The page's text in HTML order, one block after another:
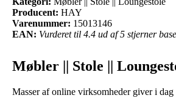
Producent: HAY
Varenummer: 15013146
EAN: Vurderet til 4.4 ud af 5 stjerner
Møbler || Stole ||
Masser af online virksomheder giver i dag